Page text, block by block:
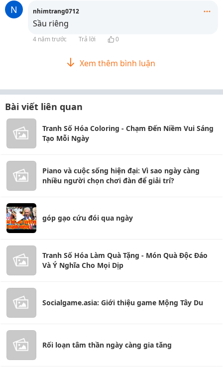
N nhimtrang0712
Sầu riêng
4 năm trước Trả lời 0
Xem thêm bình luận
Bài viết liên quan
Tranh Số Hóa Coloring - Chạm Đến Niềm Vui Sáng
Tạo Mỗi Ngày
Piano và cuộc sống hiện đại: Vì sao ngày càng
nhiều người chọn chơi đàn để giải trí?
góp gạo cứu đói qua ngày
Tranh Số Hóa Làm Quà Tặng - Món Quà Độc Đáo
Và Ý Nghĩa Cho Mọi Dịp
Socialgame.asia: Giới thiệu game Mộng Tây Du
Rối loạn tâm thần ngày càng gia tăng